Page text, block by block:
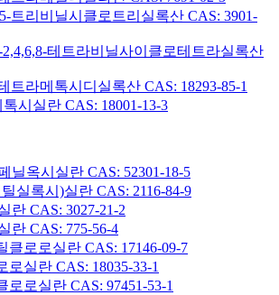
트리비닐시클로트리실록산 CAS: 3901-
테트라비닐사이클로테트라실록산
트라메톡시디실록산 CAS: 18293-85-1
시실란 CAS: 18001-13-3
닐옥시실란 CAS: 52301-18-5
실록시)실란 CAS: 2116-84-9
란 CAS: 3027-21-2
란 CAS: 775-56-4
클로로실란 CAS: 17146-09-7
실란 CAS: 18035-33-1
로실란 CAS: 97451-53-1